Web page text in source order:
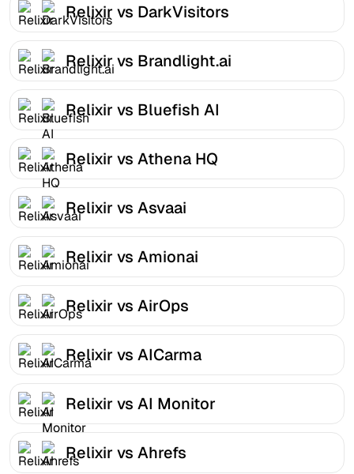
Relixir vs DarkVisitors
Relixir vs Brandlight.ai
Relixir vs Bluefish AI
Relixir vs Athena HQ
Relixir vs Asvaai
Relixir vs Amionai
Relixir vs AirOps
Relixir vs AICarma
Relixir vs AI Monitor
Relixir vs Ahrefs